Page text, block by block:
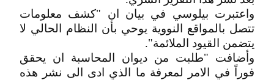
واعتبرت بيلوسي في بيان ان "كشف معلومات
تتصل بالمواقع النووية يوحي بأن النظام الحالي لا
يتضمن القيود الملائمة".
وأضافت "طلبت من ديوان المحاسبة ان يحقق
فوراً في الامر لمعرفة ما الذي ادى الى نشر هذه